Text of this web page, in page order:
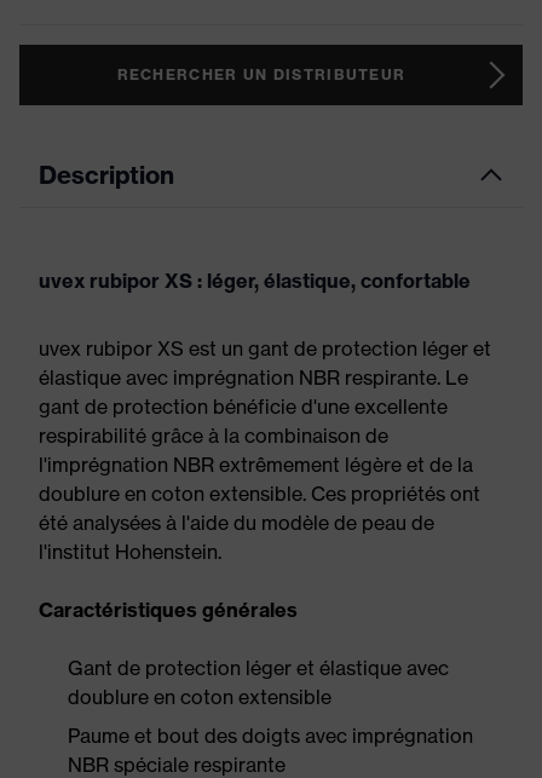
RECHERCHER UN DISTRIBUTEUR
Description
uvex rubipor XS : léger, élastique, confortable
uvex rubipor XS est un gant de protection léger et
élastique avec imprégnation NBR respirante. Le
gant de protection bénéficie d'une excellente
respirabilité grâce à la combinaison de
l'imprégnation NBR extrêmement légère et de la
doublure en coton extensible. Ces propriétés ont
été analysées à l'aide du modèle de peau de
l'institut Hohenstein.
Caractéristiques générales
Gant de protection léger et élastique avec
doublure en coton extensible
Paume et bout des doigts avec imprégnation
NBR spéciale respirante